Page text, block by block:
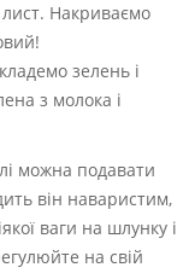
Накриваємо
зелень і
з молока і
можна подавати
він наваристим,
ваги на шлунку і
на свій